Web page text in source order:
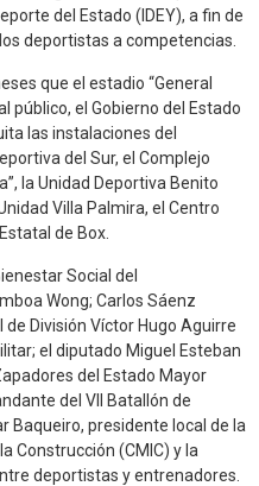
del Estado (IDEY), a fin de
deportistas a competencias.
que el estadio “General
público, el Gobierno del Estado
las instalaciones del
del Sur, el Complejo
la Unidad Deportiva Benito
Villa Palmira, el Centro
de Box.
Social del
Wong; Carlos Sáenz
de División Víctor Hugo Aguirre
el diputado Miguel Esteban
del Estado Mayor
del VII Batallón de
Baqueiro, presidente local de la
Construcción (CMIC) y la
deportistas y entrenadores.